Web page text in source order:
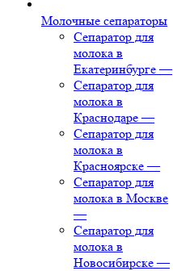
Молочные сепараторы
Сепаратор для
молока в
Екатеринбурге —
Сепаратор для
молока в
Краснодаре —
Сепаратор для
молока в
Красноярске —
Сепаратор для
молока в Москве
—
Сепаратор для
молока в
Новосибирске —